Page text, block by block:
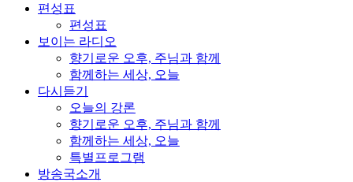
편성표
편성표
보이는 라디오
향기로운 오후, 주님과 함께
함께하는 세상, 오늘
다시듣기
오늘의 강론
향기로운 오후, 주님과 함께
함께하는 세상, 오늘
특별프로그램
방송국소개